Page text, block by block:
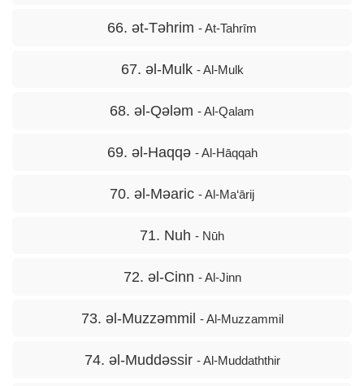
66. ət-Təhrim - At-Tahrīm
67. əl-Mulk - Al-Mulk
68. əl-Qələm - Al-Qalam
69. əl-Haqqə - Al-Hāqqah
70. əl-Məaric - Al-Ma‘ārij
71. Nuh - Nūh
72. əl-Cinn - Al-Jinn
73. əl-Muzzəmmil - Al-Muzzammil
74. əl-Muddəssir - Al-Muddaththir